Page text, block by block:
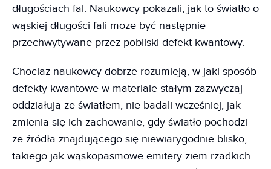
długościach fal. Naukowcy pokazali, jak to światło o
wąskiej długości fali może być następnie
przechwytywane przez pobliski defekt kwantowy.
Chociaż naukowcy dobrze rozumieją, w jaki sposób
defekty kwantowe w materiale stałym zazwyczaj
oddziałują ze światłem, nie badali wcześniej, jak
zmienia się ich zachowanie, gdy światło pochodzi
ze źródła znajdującego się niewiarygodnie blisko,
takiego jak wąskopasmowe emitery ziem rzadkich